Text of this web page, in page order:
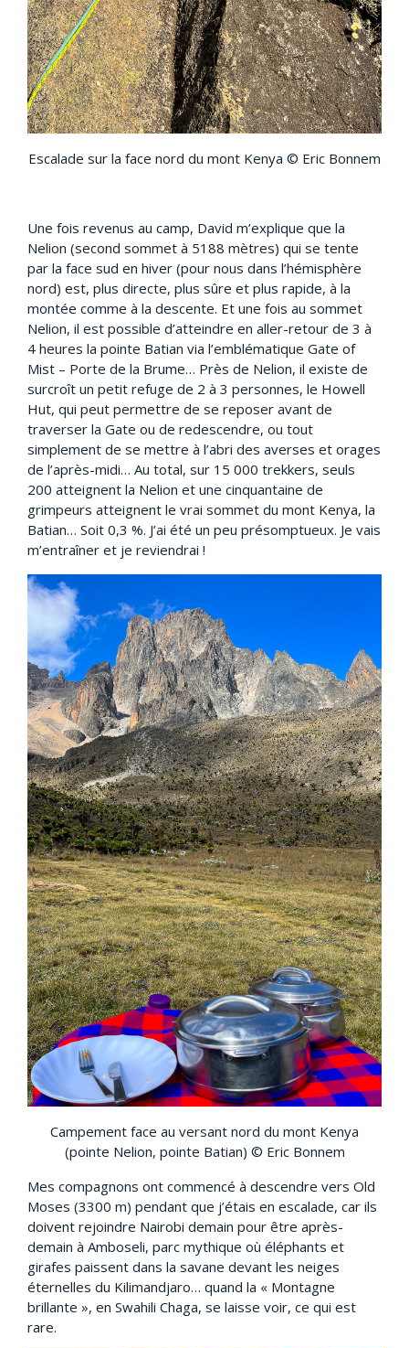
Escalade sur la face nord du mont Kenya © Eric Bonnem
Une fois revenus au camp, David m’explique que la
Nelion (second sommet à 5188 mètres) qui se tente
par la face sud en hiver (pour nous dans l’hémisphère
nord) est, plus directe, plus sûre et plus rapide, à la
montée comme à la descente. Et une fois au sommet
Nelion, il est possible d’atteindre en aller-retour de 3 à
4 heures la pointe Batian via l’emblématique Gate of
Mist – Porte de la Brume… Près de Nelion, il existe de
surcroît un petit refuge de 2 à 3 personnes, le Howell
Hut, qui peut permettre de se reposer avant de
traverser la Gate ou de redescendre, ou tout
simplement de se mettre à l’abri des averses et orages
de l’après-midi… Au total, sur 15 000 trekkers, seuls
200 atteignent la Nelion et une cinquantaine de
grimpeurs atteignent le vrai sommet du mont Kenya, la
Batian… Soit 0,3 %. J’ai été un peu présomptueux. Je vais
m’entraîner et je reviendrai !
Campement face au versant nord du mont Kenya
(pointe Nelion, pointe Batian) © Eric Bonnem
Mes compagnons ont commencé à descendre vers Old
Moses (3300 m) pendant que j’étais en escalade, car ils
doivent rejoindre Nairobi demain pour être après-
demain à Amboseli, parc mythique où éléphants et
girafes paissent dans la savane devant les neiges
éternelles du Kilimandjaro… quand la « Montagne
brillante », en Swahili Chaga, se laisse voir, ce qui est
rare.